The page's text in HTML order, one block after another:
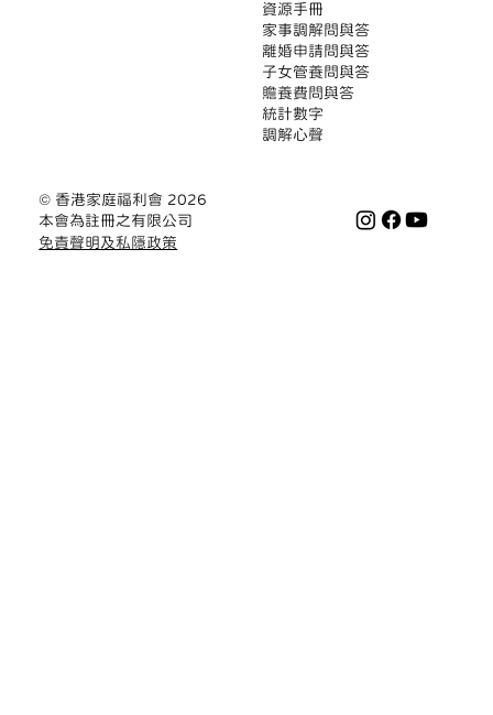
​資源手冊
家事調解問與答
離婚申請問與答
子女管養問與答
贍養費問與答
統計數字
調解心聲
© 香港家庭福利會 2026
本會為註冊之有限公司
免責聲明及私隱政策